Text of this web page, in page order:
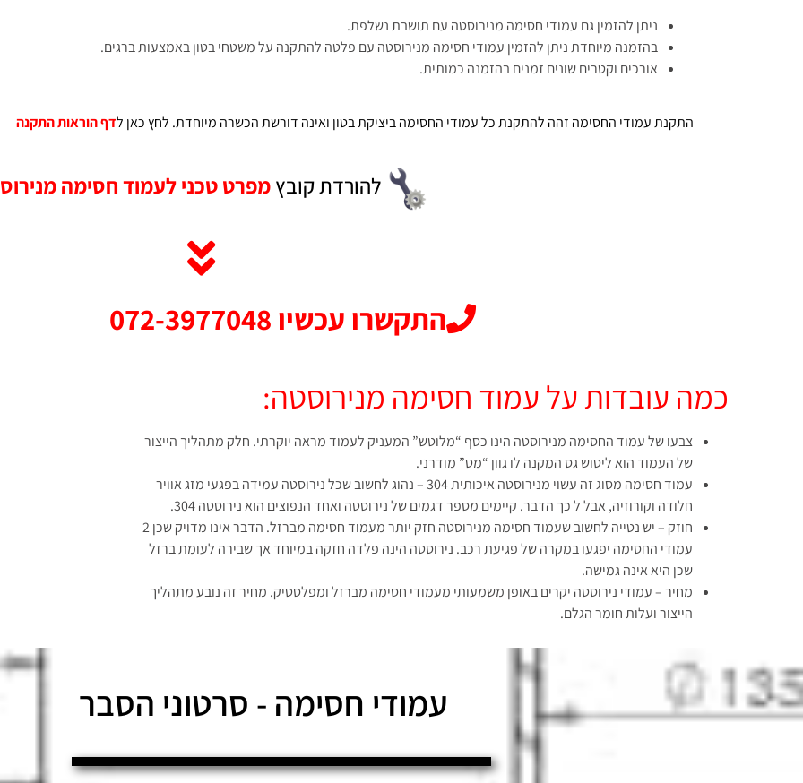
ניתן להזמין גם עמודי חסימה מנירוסטה עם תושבת נשלפת.
בהזמנה מיוחדת ניתן להזמין עמודי חסימה מנירוסטה עם פלטה להתקנה על משטחי בטון באמצעות ברגים.
אורכים וקטרים שונים זמנים בהזמנה כמותית.
התקנת עמודי החסימה זהה להתקנת כל עמודי החסימה ביציקת בטון ואינה דורשת הכשרה מיוחדת. לחץ כאן לדף הוראות התקנה
להורדת קובץמפרט טכני לעמוד חסימה
התקשרו עכשיו 072-3977048
כמה עובדות על עמוד חסימה מנירוסטה:
צבעו של עמוד החסימה מנירוסטה הינו כסף “מלוטש” המעניק לעמוד מראה יוקרתי. חלק מתהליך הייצור
של העמוד הוא ליטוש גס המקנה לו גוון “מט” מודרני.
עמוד חסימה מסוג זה עשוי מנירוסטה איכותית 304 – נהוג לחשוב שכל נירוסטה עמידה בפגעי מזג אוויר
חלודה וקורוזיה, אבל ל כך הדבר. קיימים מספר דגמים של נירוסטה ואחד הנפוצים הוא נירוסטה 304.
חוזק – יש נטייה לחשוב שעמוד חסימה מנירוסטה חזק יותר מעמוד חסימה מברזל. הדבר אינו מדויק שכן 2
עמודי החסימה יפגעו במקרה של פגיעת רכב. נירוסטה הינה פלדה חזקה במיוחד אך שבירה לעומת ברזל
שכן היא אינה גמישה.
מחיר – עמודי נירוסטה יקרים באופן משמעותי מעמודי חסימה מברזל ומפלסטיק. מחיר זה נובע מתהליך
הייצור ועלות חומר הגלם.
עמודי חסימה - סרטוני הסבר